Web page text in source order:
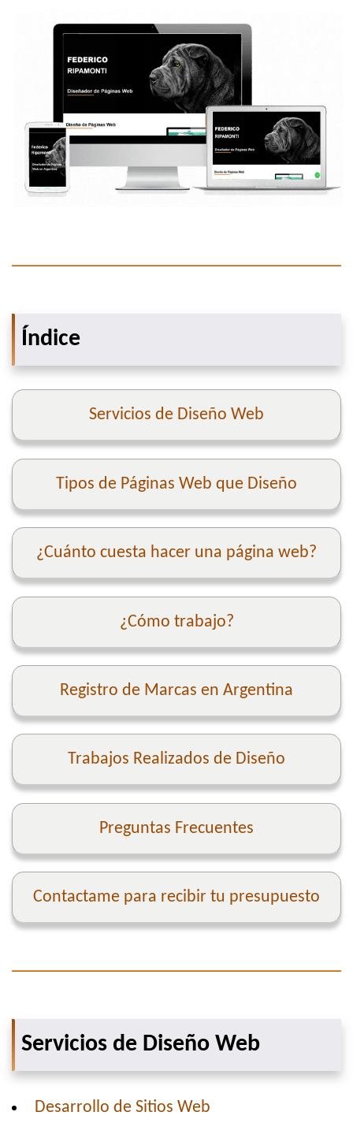
Índice
Servicios de Diseño Web
Tipos de Páginas Web que Diseño
¿Cuánto cuesta hacer una página web?
¿Cómo trabajo?
Registro de Marcas en Argentina
Trabajos Realizados de Diseño
Preguntas Frecuentes
Contactame para recibir tu presupuesto
Servicios de Diseño Web
Desarrollo de Sitios Web